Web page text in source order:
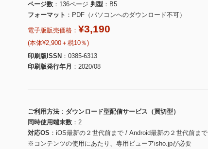
ページ数
136ページ 判型
B5
フォーマット
PDF（パソコンへのダウンロード不可）
電子版販売価格： ¥3,190
(本体¥2,900＋税10％)
印刷版ISSN
0385-6313
印刷版発行年月
2020/08
ご利用方法
ダウンロード型配信サービス（買切型）
同時使用端末数
2
対応OS
iOS最新の２世代前まで / Android最新の２世代前まで
※コンテンツの使用にあたり、専用ビューアisho.jpが必要